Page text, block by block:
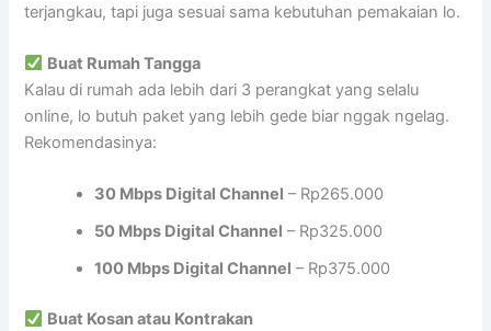
terjangkau, tapi juga sesuai sama kebutuhan pemakaian lo.
Buat Rumah Tangga
Kalau di rumah ada lebih dari 3 perangkat yang selalu
online, lo butuh paket yang lebih gede biar nggak ngelag.
Rekomendasinya:
30 Mbps Digital Channel – Rp265.000
50 Mbps Digital Channel – Rp325.000
100 Mbps Digital Channel – Rp375.000
Buat Kosan atau Kontrakan